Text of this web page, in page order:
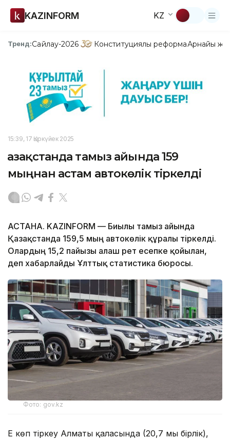
KAZINFORM KZ
Тренд:Сайлау-2026 Конституциялық реформаАрнайы
15:39, 17 Қыркүйек 2025
Қазақстанда тамыз айында 159
мыңнан астам автокөлік тіркелді
АСТАНА. KAZINFORM — Биылғы тамыз айында
Қазақстанда 159,5 мың автокөлік құралы тіркелді.
Олардың 15,2 пайызы алғаш рет есепке қойылған,
деп хабарлайды Ұлттық статистика бюросы.
Фото: gov.kz
Ең көп тіркеу Алматы қаласында (20,7 мың бірлік),